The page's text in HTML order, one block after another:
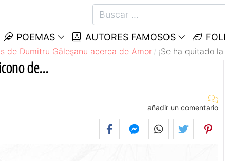
POEMAS AUTORES FAMOSOS
de Dumitru Găleşanu acerca de Amor ¡Se ha quitado
de...
añadir un comentario